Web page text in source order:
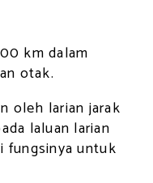
km dalam
otak.
oleh larian jarak
laluan larian
fungsinya untuk